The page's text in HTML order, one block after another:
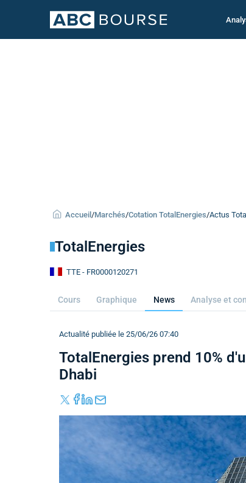
Accueil /Marchés/Cotation TotalEnergies/Actus
TotalEnergies
TTE - FR0000120271
Cours Graphique News Analyse et
Actualité publiée le 25/06/26 07:40
TotalEnergies prend 10%
Dhabi